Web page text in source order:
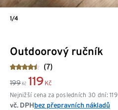
Outdoorový ručník
(7)
199 Kč 119 Kč
Nejnižší cena za posledních 30 dní: 119
vč. DPHbez přepravních nákladů
1/4